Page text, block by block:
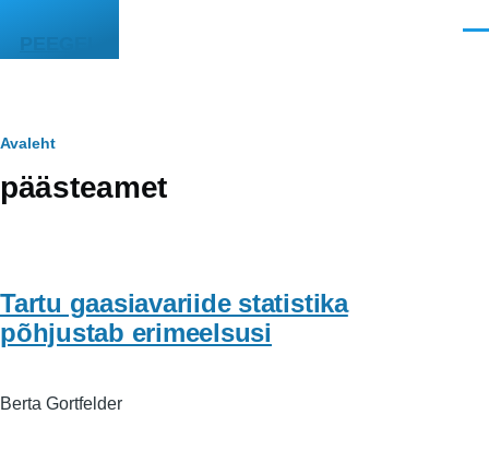
PEEGEL
Leivapuru
Avaleht
päästeamet
Tartu gaasiavariide statistika
põhjustab erimeelsusi
Berta Gortfelder